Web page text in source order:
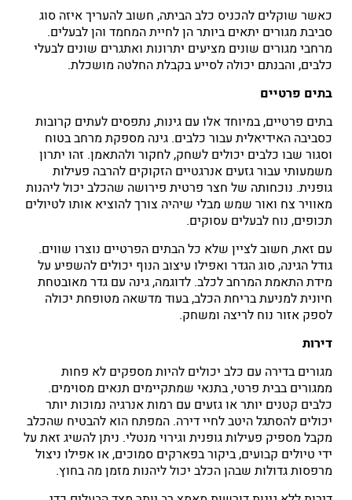
כאשר שוקלים להכניס כלב הביתה, חשוב להעריך איזה סוג
סביבת מגורים יתאים ביותר הן לחיית המחמד והן לבעלים.
מרחבי מגורים שונים מציעים יתרונות ואתגרים שונים לבעלי
כלבים, והבנתם יכולה לסייע בקבלת החלטה מושכלת.
בתים פרטיים
בתים פרטיים, במיוחד אלו עם גינות, נתפסים לעתים קרובות
כסביבה האידיאלית עבור כלבים. גינה מספקת מרחב בטוח
וסגור שבו כלבים יכולים לשחק, לחקור ולהתאמן. זהו יתרון
משמעותי עבור גזעים אנרגטיים הזקוקים להרבה פעילות
גופנית. נוכחותה של חצר פרטית פירושה שהכלב יכול ליהנות
מאוויר צח ואור שמש מבלי שיהיה צורך להוציא אותו לטיולים
תכופים, נוח לבעלים עסוקים.
עם זאת, חשוב לציין שלא כל הבתים הפרטיים נוצרו שווים.
גודל הגינה, סוג הגדר ואפילו עיצוב הנוף יכולים להשפיע על
מידת התאמת המרחב לכלב. לדוגמה, גינה עם גדר מאובטחת
חיונית למניעת בריחת הכלב, בעוד מדשאה מטופחת יכולה
לספק אזור נוח לריצה ומשחק.
דירות
מגורים בדירה עם כלב יכולים להיות מספקים לא פחות
ממגורים בבית פרטי, בתנאי שמתקיימים תנאים מסוימים.
כלבים קטנים יותר או גזעים עם רמות אנרגיה נמוכות יותר
יכולים להסתגל היטב לחיי דירה. המפתח הוא להבטיח שהכלב
מקבל מספיק פעילות גופנית וגירוי מנטלי. ניתן להשיג זאת על
ידי טיולים קבועים, ביקור בפארקים סמוכים, או אפילו ניצול
מרפסות גדולות שבהן הכלב יכול ליהנות מזמן מה בחוץ.